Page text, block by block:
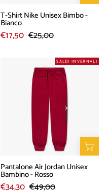
T-Shirt Nike Unisex Bimbo -
Bianco
€17,50 €25,00
Pantalone
Air
Jordan
Unisex
Bambino
-
Rosso
SALDI INVERNALI
Pantalone Air Jordan Unisex
Bambino - Rosso
€34,30 €49,00